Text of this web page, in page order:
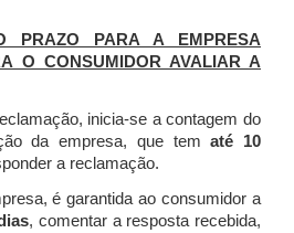
PRAZO PARA A EMPRESA
O CONSUMIDOR AVALIAR A
inicia-se a contagem do
da empresa, que tematé 10
a reclamação.
é garantida ao consumidor a
, comentar a resposta recebida,